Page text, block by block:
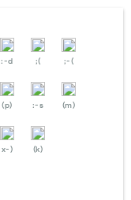
:-d ;( ;-(
(p) :-s (m)
x-) (k)